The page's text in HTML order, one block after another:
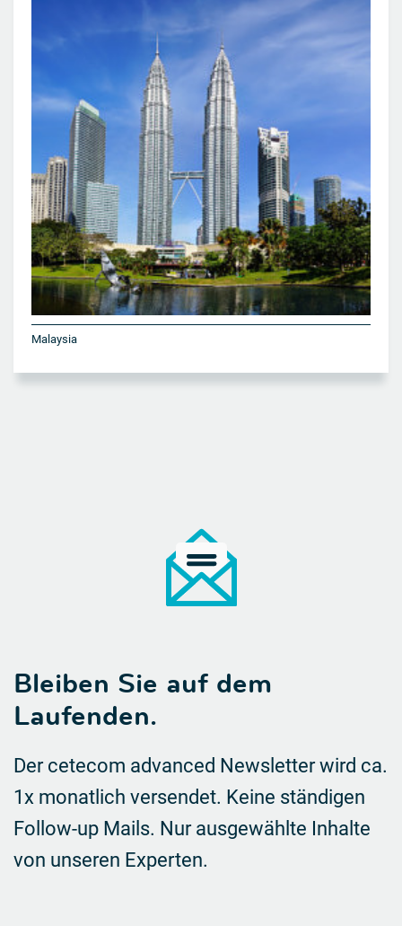
Malaysia
Bleiben Sie auf dem
Laufenden.
Der cetecom advanced Newsletter wird ca.
1x monatlich versendet. Keine ständigen
Follow-up Mails. Nur ausgewählte Inhalte
von unseren Experten.